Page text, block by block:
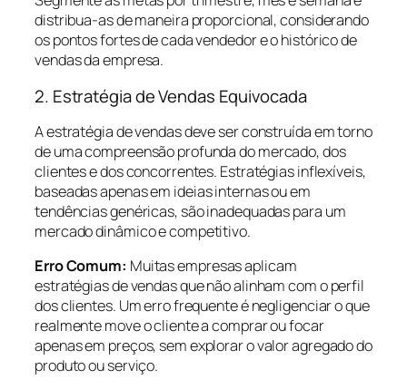
distribua-as de maneira proporcional, considerando
os pontos fortes de cada vendedor e o histórico de
vendas da empresa.
2. Estratégia de Vendas Equivocada
A estratégia de vendas deve ser construída em torno
de uma compreensão profunda do mercado, dos
clientes e dos concorrentes. Estratégias inflexíveis,
baseadas apenas em ideias internas ou em
tendências genéricas, são inadequadas para um
mercado dinâmico e competitivo.
Erro Comum: Muitas empresas aplicam
estratégias de vendas que não alinham com o perfil
dos clientes. Um erro frequente é negligenciar o que
realmente move o cliente a comprar ou focar
apenas em preços, sem explorar o valor agregado do
produto ou serviço.